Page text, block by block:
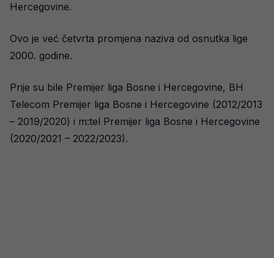
Hercegovine.
Ovo je već četvrta promjena naziva od osnutka lige
2000. godine.
Prije su bile Premijer liga Bosne i Hercegovine, BH
Telecom Premijer liga Bosne i Hercegovine (2012/2013
– 2019/2020) i m:tel Premijer liga Bosne i Hercegovine
(2020/2021 – 2022/2023).